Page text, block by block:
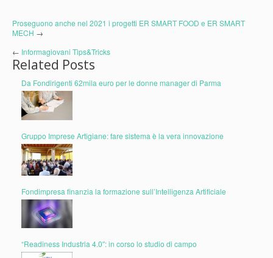
Proseguono anche nel 2021 i progetti ER SMART FOOD e ER SMART
MECH →
← Informagiovani Tips&Tricks
Related Posts
Da Fondirigenti 62mila euro per le donne manager di Parma
Gruppo Imprese Artigiane: fare sistema è la vera innovazione
Fondimpresa finanzia la formazione sull’Intelligenza Artificiale
“Readiness Industria 4.0″: in corso lo studio di campo